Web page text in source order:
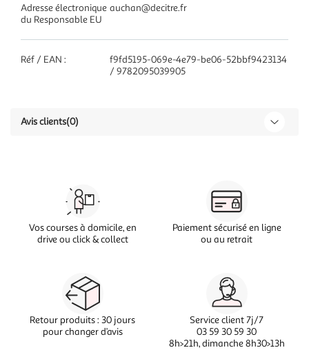
Adresse électronique
du Responsable EU
auchan@decitre.fr
Réf / EAN :
f9fd5195-069e-4e79-be06-52bbf9423134
/ 9782095039905
Avis clients(0)
Vos courses à domicile, en
drive ou click & collect
Paiement sécurisé en ligne
ou au retrait
Retour produits : 30 jours
pour changer d’avis
Service client 7j/7
03 59 30 59 30
8h>21h, dimanche 8h30>13h